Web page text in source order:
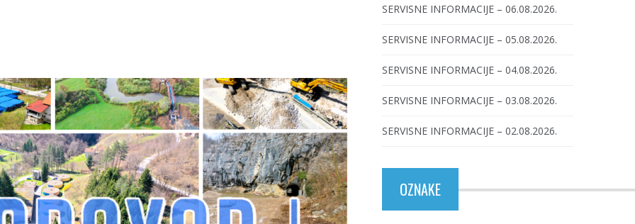
SERVISNE INFORMACIJE – 06.08.2026.
SERVISNE INFORMACIJE – 05.08.2026.
SERVISNE INFORMACIJE – 04.08.2026.
SERVISNE INFORMACIJE – 03.08.2026.
SERVISNE INFORMACIJE – 02.08.2026.
OZNAKE